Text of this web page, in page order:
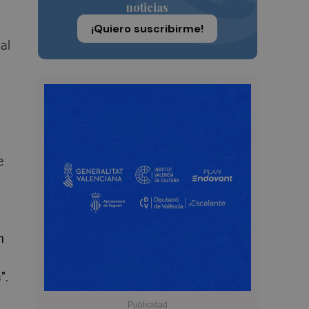
noticias
¡Quiero suscribirme!